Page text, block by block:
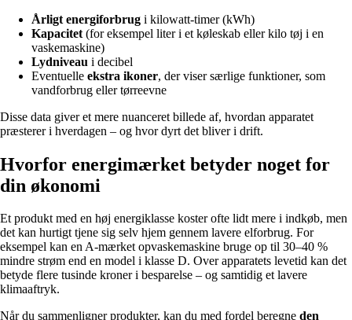
Årligt energiforbrug i kilowatt-timer (kWh)
Kapacitet (for eksempel liter i et køleskab eller kilo tøj i en
vaskemaskine)
Lydniveau i decibel
Eventuelle ekstra ikoner, der viser særlige funktioner, som
vandforbrug eller tørreevne
Disse data giver et mere nuanceret billede af, hvordan apparatet
præsterer i hverdagen – og hvor dyrt det bliver i drift.
Hvorfor energimærket betyder noget for
din økonomi
Et produkt med en høj energiklasse koster ofte lidt mere i indkøb, men
det kan hurtigt tjene sig selv hjem gennem lavere elforbrug. For
eksempel kan en A-mærket opvaskemaskine bruge op til 30–40 %
mindre strøm end en model i klasse D. Over apparatets levetid kan det
betyde flere tusinde kroner i besparelse – og samtidig et lavere
klimaaftryk.
Når du sammenligner produkter, kan du med fordel beregne den